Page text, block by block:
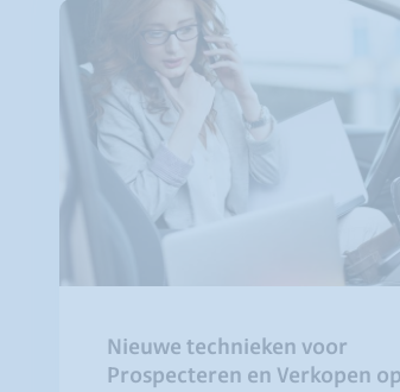
Nieuwe technieken voor
Prospecteren en Verkopen op